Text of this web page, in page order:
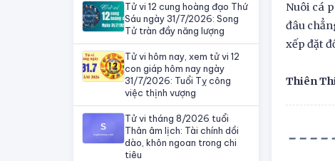
Tử vi 12 cung hoàng đạo Thứ
Sáu ngày 31/7/2026: Song
Tử tràn đầy năng lượng
Tử vi hôm nay, xem tử vi 12
con giáp hôm nay ngày
31/7/2026: Tuổi Tỵ công
việc thịnh vượng
Tử vi tháng 8/2026 tuổi
Thân âm lịch: Tài chính dồi
dào, khôn ngoan trong chi
tiêu
Nuôi cá
đâu
xếp đặt
Thiên